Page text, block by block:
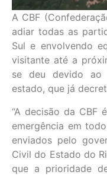
A CBF
adiar todas as
Sul e envolvendo
visitante até a
se deu devido ao
estado, que já
“A decisão da CBF
emergência em
enviados pelo
Civil do Estado do
que a prioridade